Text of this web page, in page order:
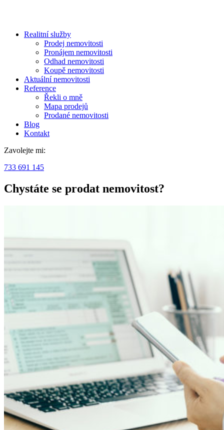
Realitní služby
Prodej nemovitosti
Pronájem nemovitosti
Odhad nemovitosti
Koupě nemovitosti
Aktuální nemovitosti
Reference
Řekli o mně
Mapa prodejů
Prodané nemovitosti
Blog
Kontakt
Zavolejte mi:
733 691 145
Chystáte se prodat nemovitost?